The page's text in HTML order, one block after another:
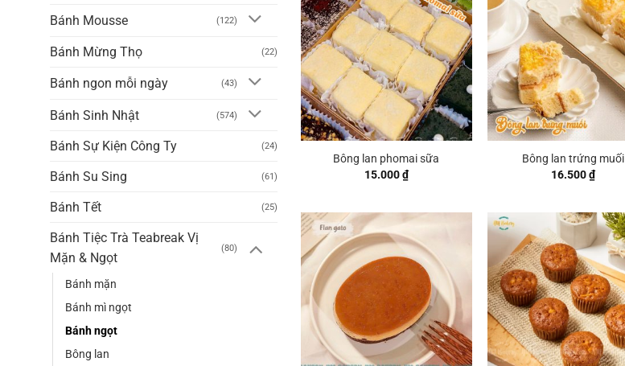
Bánh Mousse (122)
Bánh Mừng Thọ (22)
Bánh ngon mỗi ngày (43)
Bánh Sinh Nhật (574)
Bánh Sự Kiện Công Ty (24)
Bánh Su Sing (61)
Bánh Tết (25)
Bánh Tiệc Trà Teabreak Vị
Mặn & Ngọt
(80)
Bánh mặn
Bánh mì ngọt
Bánh ngọt
Bông lan
Bông lan phomai sữa
15.000₫
Bông lan trứng muối
16.500₫